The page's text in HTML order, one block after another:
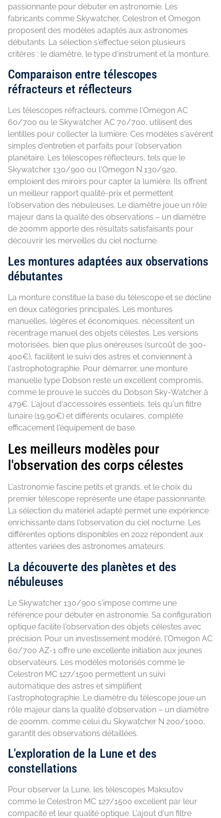
passionnante pour débuter en astronomie. Les
fabricants comme Skywatcher, Celestron et Omegon
proposent des modèles adaptés aux astronomes
débutants. La sélection s'effectue selon plusieurs
critères : le diamètre, le type d'instrument et la monture.
Comparaison entre télescopes
réfracteurs et réflecteurs
Les télescopes réfracteurs, comme l'Omegon AC
60/700 ou le Skywatcher AC 70/700, utilisent des
lentilles pour collecter la lumière. Ces modèles s'avèrent
simples d'entretien et parfaits pour l'observation
planétaire. Les télescopes réflecteurs, tels que le
Skywatcher 130/900 ou l'Omegon N 130/920,
emploient des miroirs pour capter la lumière. Ils offrent
un meilleur rapport qualité-prix et permettent
l'observation des nébuleuses. Le diamètre joue un rôle
majeur dans la qualité des observations – un diamètre
de 200mm apporte des résultats satisfaisants pour
découvrir les merveilles du ciel nocturne.
Les montures adaptées aux observations
débutantes
La monture constitue la base du télescope et se décline
en deux catégories principales. Les montures
manuelles, légères et économiques, nécessitent un
recentrage manuel des objets célestes. Les versions
motorisées, bien que plus onéreuses (surcoût de 300-
400€), facilitent le suivi des astres et conviennent à
l'astrophotographie. Pour démarrer, une monture
manuelle type Dobson reste un excellent compromis,
comme le prouve le succès du Dobson Sky-Watcher à
479€. L'ajout d'accessoires essentiels, tels qu'un filtre
lunaire (19,90€) et différents oculaires, complète
efficacement l'équipement de base.
Les meilleurs modèles pour
l'observation des corps célestes
L'astronomie fascine petits et grands, et le choix du
premier télescope représente une étape passionnante.
La sélection du matériel adapté permet une expérience
enrichissante dans l'observation du ciel nocturne. Les
différentes options disponibles en 2022 répondent aux
attentes variées des astronomes amateurs.
La découverte des planètes et des
nébuleuses
Le Skywatcher 130/900 s'impose comme une
référence pour débuter en astronomie. Sa configuration
optique facilite l'observation des objets célestes avec
précision. Pour un investissement modéré, l'Omegon AC
60/700 AZ-1 offre une excellente initiation aux jeunes
observateurs. Les modèles motorisés comme le
Celestron MC 127/1500 permettent un suivi
automatique des astres et simplifient
l'astrophotographie. Le diamètre du télescope joue un
rôle majeur dans la qualité d'observation – un diamètre
de 200mm, comme celui du Skywatcher N 200/1000,
garantit des observations détaillées.
L'exploration de la Lune et des
constellations
Pour observer la Lune, les télescopes Maksutov
comme le Celestron MC 127/1500 excellent par leur
compacité et leur qualité optique. L'ajout d'un filtre